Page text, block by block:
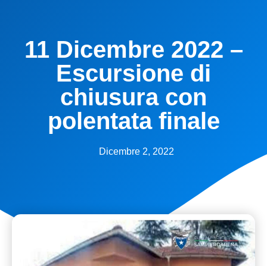
11 Dicembre 2022 –
Escursione di
chiusura con
polentata finale
Dicembre 2, 2022